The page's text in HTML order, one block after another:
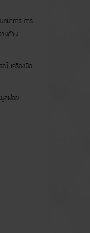
าการ การ
นด้าน
เครื่องมือ
ลฝอย